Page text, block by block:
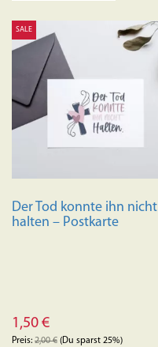
SALE
Der Tod konnte ihn nicht
halten – Postkarte
1,50 €
Preis: 2,00€ (Du sparst 25%)